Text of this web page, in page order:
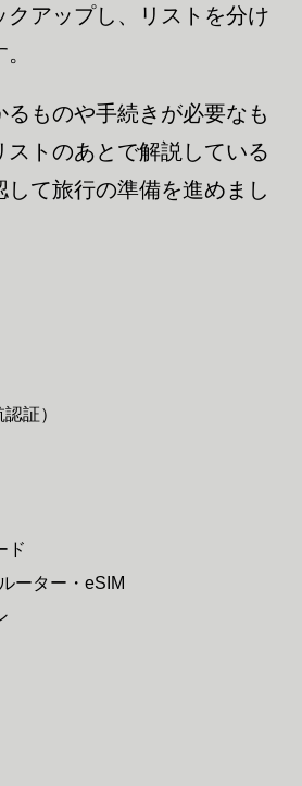
クアップし、リストを分け
ものや手続きが必要なも
トのあとで解説している
て旅行の準備を進めまし
証）
ド
ーター・eSIM